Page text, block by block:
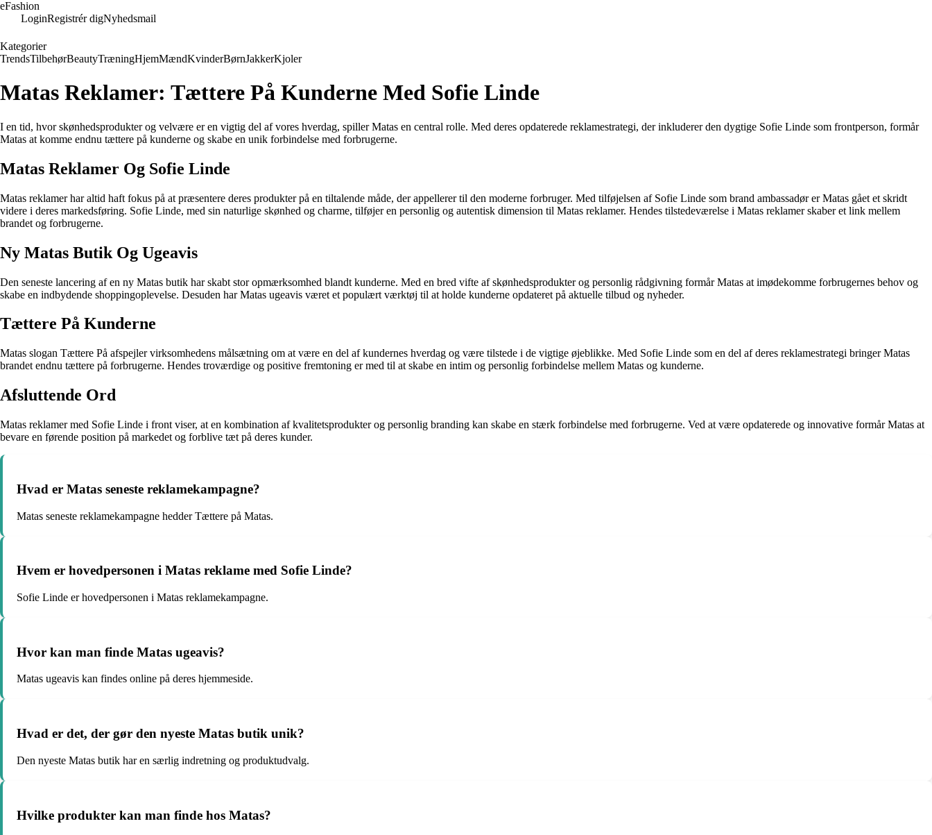
eFashion
LoginRegistrér digNyhedsmail
Kategorier
TrendsTilbehørBeautyTræningHjemMændKvinderBørnJakkerKjoler
Matas Reklamer: Tættere På Kunderne Med Sofie Linde
I en tid, hvor skønhedsprodukter og velvære er en vigtig del af vores hverdag, spiller Matas en central rolle. Med deres opdaterede reklamestrategi, der inkluderer den dygtige Sofie Linde som frontperson, formår
Matas at komme endnu tættere på kunderne og skabe en unik forbindelse med forbrugerne.
Matas Reklamer Og Sofie Linde
Matas reklamer har altid haft fokus på at præsentere deres produkter på en tiltalende måde, der appellerer til den moderne forbruger. Med tilføjelsen af Sofie Linde som brand ambassadør er Matas gået et skridt
videre i deres markedsføring. Sofie Linde, med sin naturlige skønhed og charme, tilføjer en personlig og autentisk dimension til Matas reklamer. Hendes tilstedeværelse i Matas reklamer skaber et link mellem
brandet og forbrugerne.
Ny Matas Butik Og Ugeavis
Den seneste lancering af en ny Matas butik har skabt stor opmærksomhed blandt kunderne. Med en bred vifte af skønhedsprodukter og personlig rådgivning formår Matas at imødekomme forbrugernes behov og
skabe en indbydende shoppingoplevelse. Desuden har Matas ugeavis været et populært værktøj til at holde kunderne opdateret på aktuelle tilbud og nyheder.
Tættere På Kunderne
Matas slogan Tættere På afspejler virksomhedens målsætning om at være en del af kundernes hverdag og være tilstede i de vigtige øjeblikke. Med Sofie Linde som en del af deres reklamestrategi bringer Matas
brandet endnu tættere på forbrugerne. Hendes troværdige og positive fremtoning er med til at skabe en intim og personlig forbindelse mellem Matas og kunderne.
Afsluttende Ord
Matas reklamer med Sofie Linde i front viser, at en kombination af kvalitetsprodukter og personlig branding kan skabe en stærk forbindelse med forbrugerne. Ved at være opdaterede og innovative formår Matas at
bevare en førende position på markedet og forblive tæt på deres kunder.
Hvad er Matas seneste reklamekampagne?
Matas seneste reklamekampagne hedder Tættere på Matas.
Hvem er hovedpersonen i Matas reklame med Sofie Linde?
Sofie Linde er hovedpersonen i Matas reklamekampagne.
Hvor kan man finde Matas ugeavis?
Matas ugeavis kan findes online på deres hjemmeside.
Hvad er det, der gør den nyeste Matas butik unik?
Den nyeste Matas butik har en særlig indretning og produktudvalg.
Hvilke produkter kan man finde hos Matas?